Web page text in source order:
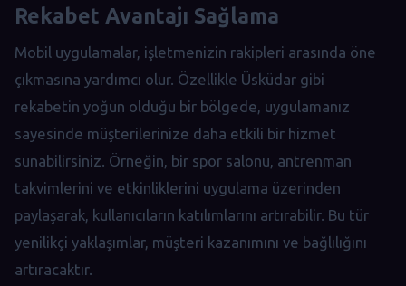
Rekabet Avantajı Sağlama
Mobil uygulamalar, işletmenizin rakipleri arasında öne
çıkmasına yardımcı olur. Özellikle Üsküdar gibi
rekabetin yoğun olduğu bir bölgede, uygulamanız
sayesinde müşterilerinize daha etkili bir hizmet
sunabilirsiniz. Örneğin, bir spor salonu, antrenman
takvimlerini ve etkinliklerini uygulama üzerinden
paylaşarak, kullanıcıların katılımlarını artırabilir. Bu tür
yenilikçi yaklaşımlar, müşteri kazanımını ve bağlılığını
artıracaktır.